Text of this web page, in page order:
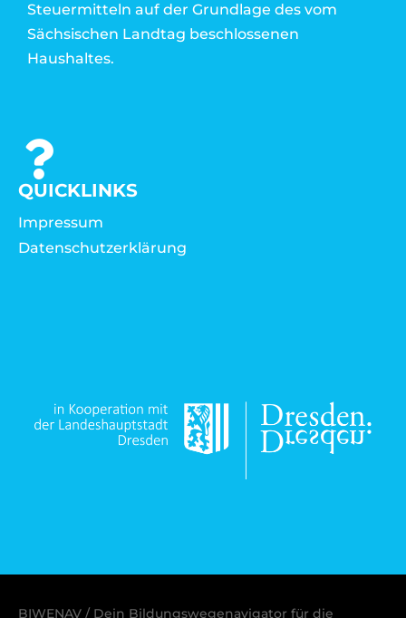
Steuermitteln auf der Grundlage des vom
Sächsischen Landtag beschlossenen
Haushaltes.
QUICKLINKS
Impressum
Datenschutzerklärung
BIWENAV / Dein Bildungswegenavigator für die